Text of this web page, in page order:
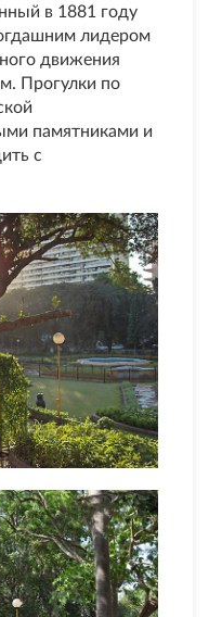
в 1881 году
лидером
движения
Прогулки по
памятниками и
с